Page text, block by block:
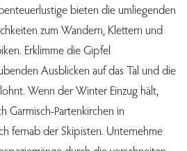
bieten die umliegenden
zum Wandern, Klettern und
Erklimme die Gipfel
Ausblicken auf das Tal und die
Wenn der Winter Einzug hält,
Garmisch-Partenkirchen in
fernab der Skipisten. Unternehme